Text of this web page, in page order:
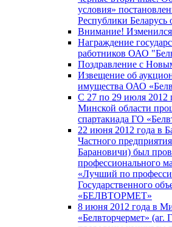
условия»
Республики
Внимание!
Награждение
работников ОАО
Поздравление с
Извещение об
имущества ОАО
С 27 по 29 июля 2012
Минской области
спартакиада ГО
22 июня 2012 года в
Частного
Барановичи) был
профессионального
«Лучший по
Государственного
«БЕЛВТОРМЕТ»
8 июня 2012 года в
«Белвторчермет» (аг.